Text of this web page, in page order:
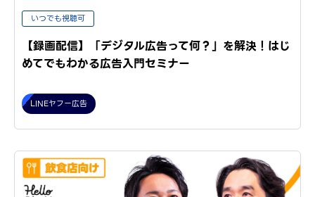
いつでも視聴可
【録画配信】「デジタル広告って何？」を解決！はじ
めてでもわかる広告入門セミナー
LINEヤフー広告